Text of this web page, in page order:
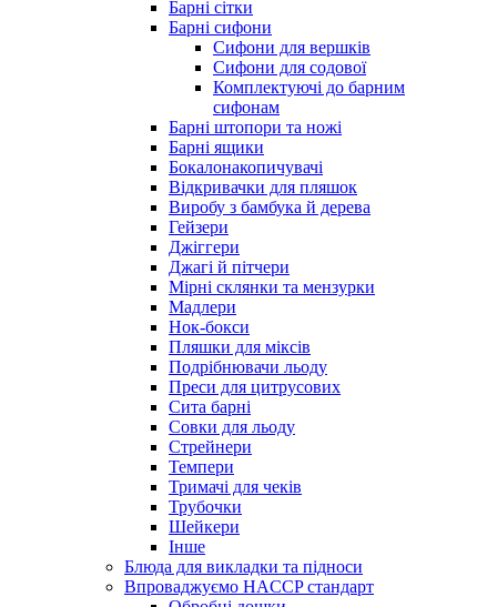
Барні сітки
Барні сифони
Сифони для вершків
Сифони для содової
Комплектуючі до барним
сифонам
Барні штопори та ножі
Барні ящики
Бокалонакопичувачі
Відкривачки для пляшок
Виробу з бамбука й дерева
Гейзери
Джіггери
Джагі й пітчери
Мірні склянки та мензурки
Мадлери
Нок-бокси
Пляшки для міксів
Подрібнювачи льоду
Преси для цитрусових
Сита барні
Совки для льоду
Стрейнери
Темпери
Тримачі для чеків
Трубочки
Шейкери
Інше
Блюда для викладки та підноси
Впроваджуємо HACCP стандарт